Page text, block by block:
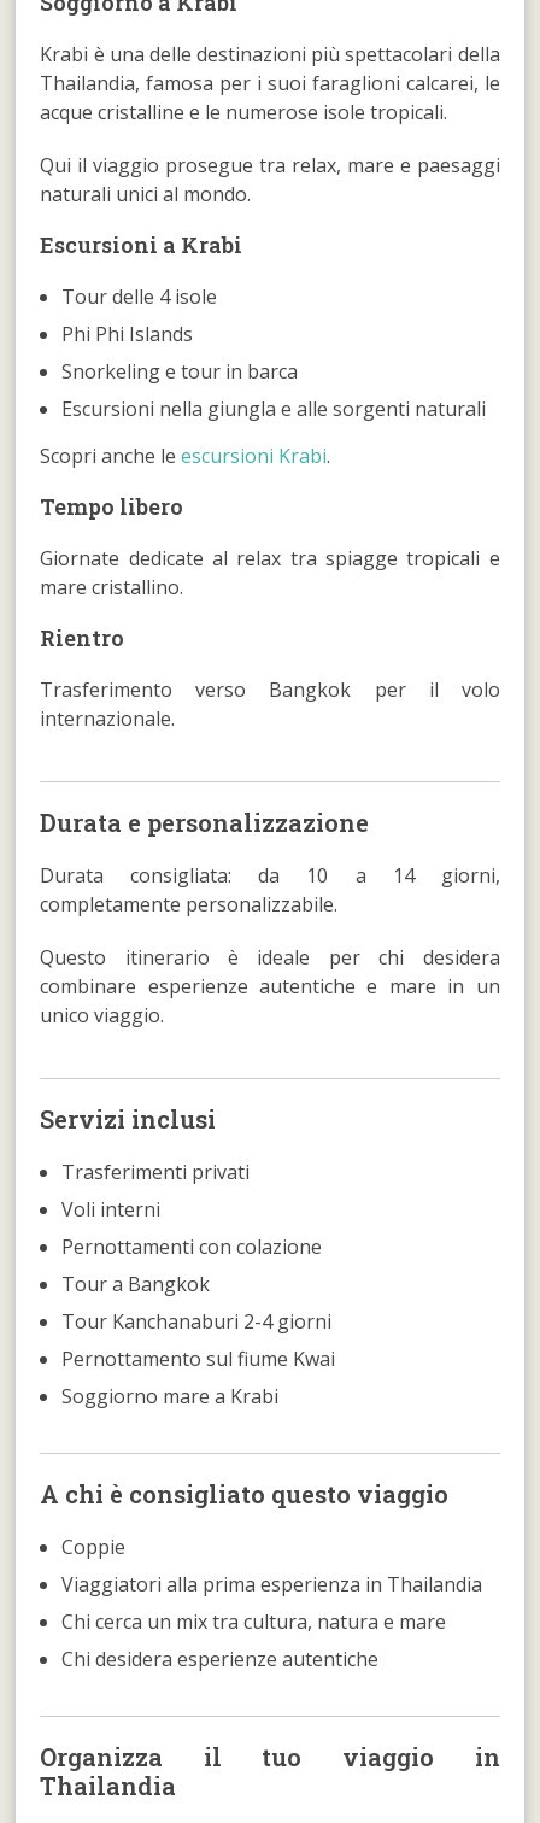
Krabi è una delle destinazioni più spettacolari della
Thailandia, famosa per i suoi faraglioni calcarei, le
acque cristalline e le numerose isole tropicali.
Qui il viaggio prosegue tra relax, mare e paesaggi
naturali unici al mondo.
Escursioni a Krabi
Tour delle 4 isole
Phi Phi Islands
Snorkeling e tour in barca
Escursioni nella giungla e alle sorgenti naturali
Scopri anche leescursioni Krabi.
Tempo libero
Giornate dedicate al relax tra spiagge tropicali e
mare cristallino.
Rientro
Trasferimento verso Bangkok per il volo
internazionale.
Durata e personalizzazione
Durata consigliata: da 10 a 14 giorni,
completamente personalizzabile.
Questo itinerario è ideale per chi desidera
combinare esperienze autentiche e mare in un
unico viaggio.
Servizi inclusi
Trasferimenti privati
Voli interni
Pernottamenti con colazione
Tour a Bangkok
Tour Kanchanaburi 2-4 giorni
Pernottamento sul fiume Kwai
Soggiorno mare a Krabi
A chi è consigliato questo viaggio
Coppie
Viaggiatori alla prima esperienza in Thailandia
Chi cerca un mix tra cultura, natura e mare
Chi desidera esperienze autentiche
Organizza il tuo viaggio in
Thailandia